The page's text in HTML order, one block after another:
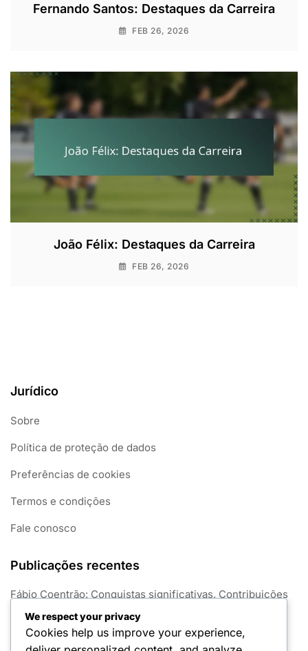
Fernando Santos: Destaques da Carreira
FEB 26, 2026
João Félix: Destaques da Carreira
FEB 26, 2026
Jurídico
Sobre
Política de proteção de dados
Preferências de cookies
Termos e condições
Fale conosco
Publicações recentes
Fábio Coentrão: Conquistas significativas, Contribuições
Bruno Fernandes: Impacto internacional recente,
We respect your privacy
Cookies help us improve your experience,